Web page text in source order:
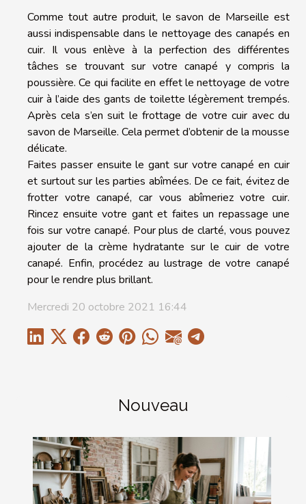
Nouveau
Comme tout autre produit, le savon de Marseille est
aussi indispensable dans le nettoyage des canapés en
cuir. Il vous enlève à la perfection des différentes
tâches se trouvant sur votre canapé y compris la
poussière. Ce qui facilite en effet le nettoyage de votre
cuir à l’aide des gants de toilette légèrement trempés.
Après cela s’en suit le frottage de votre cuir avec du
savon de Marseille. Cela permet d’obtenir de la mousse
délicate.
Faites passer ensuite le gant sur votre canapé en cuir
et surtout sur les parties abîmées. De ce fait, évitez de
frotter votre canapé, car vous abîmeriez votre cuir.
Rincez ensuite votre gant et faites un repassage une
fois sur votre canapé. Pour plus de clarté, vous pouvez
ajouter de la crème hydratante sur le cuir de votre
canapé. Enfin, procédez au lustrage de votre canapé
pour le rendre plus brillant.
Mercredi 20 octobre 2021 16:44